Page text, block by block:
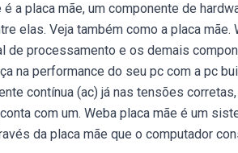
é a placa mãe, um componente de
elas. Veja também como a placa
de processamento e os demais
na performance do seu pc com a pc
contínua (ac) já nas tensões
com um. Weba placa mãe é um
da placa mãe que o computador